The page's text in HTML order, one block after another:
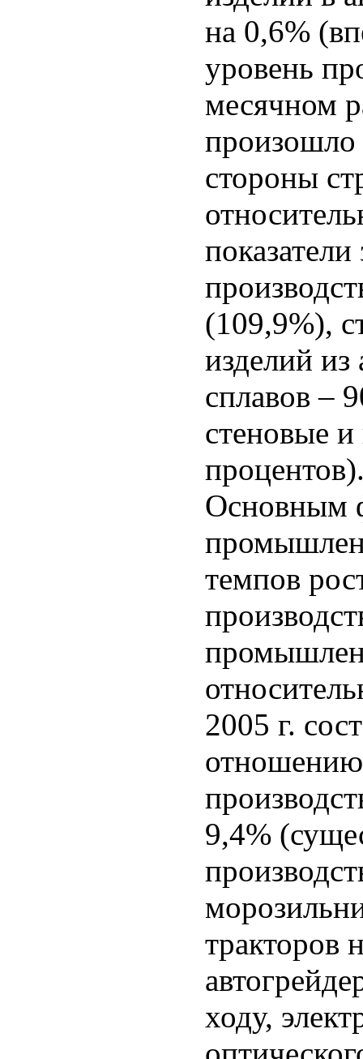
на 0,6%
уровень
месячном
произошло
стороны
(109,9%),
изделий
сплавов –
стеновые
Основным
темпов
2005 г.
9,4%
тракторов
ходу,